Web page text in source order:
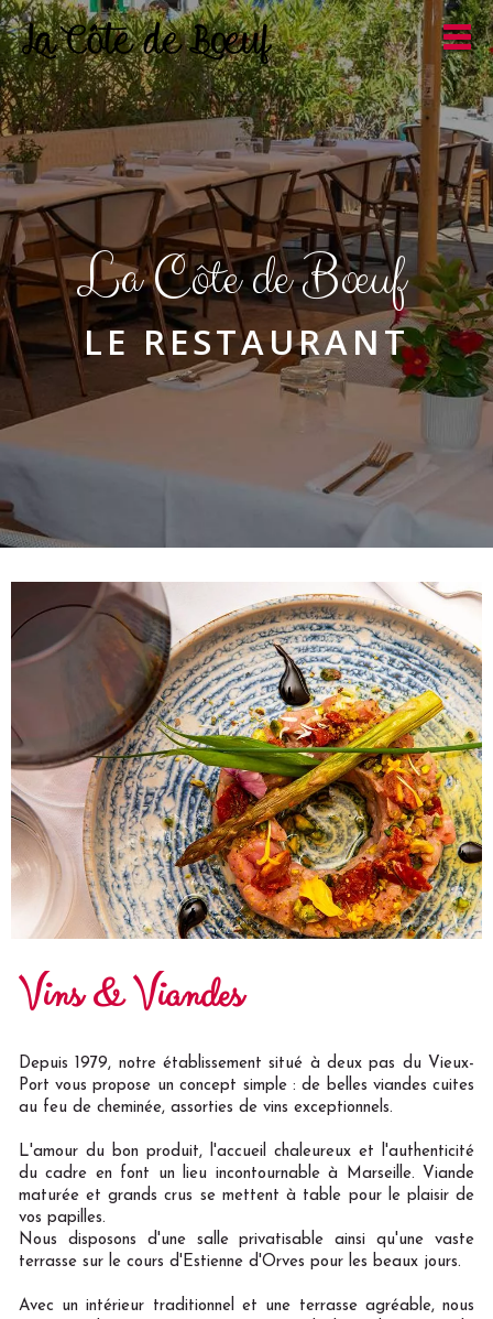
La Côte de Bœuf
LE RESTAURANT
Vins & Viandes
Depuis 1979, notre établissement situé à deux pas du Vieux-
Port vous propose un concept simple : de belles viandes cuites
au feu de cheminée, assorties de vins exceptionnels.
L'amour du bon produit, l'accueil chaleureux et l'authenticité
du cadre en font un lieu incontournable à Marseille. Viande
maturée et grands crus se mettent à table pour le plaisir de
vos papilles.
Nous disposons d'une salle privatisable ainsi qu'une vaste
terrasse sur le cours d'Estienne d'Orves pour les beaux jours.
Avec un intérieur traditionnel et une terrasse agréable, nous